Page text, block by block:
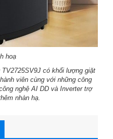
hoạ
có khối lượng giặt
viên cùng với những công
nghệ AI DD và Inverter trợ
nhàn hạ.